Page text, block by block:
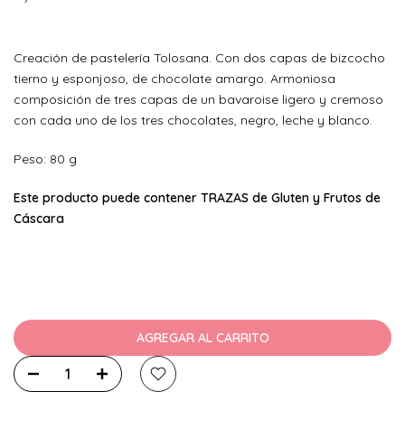
Creación de pastelería Tolosana. Con dos capas de bizcocho
tierno y esponjoso, de chocolate amargo. Armoniosa
composición de tres capas de un bavaroise ligero y cremoso
con cada uno de los tres chocolates, negro, leche y blanco.
Peso: 80 g
Este producto puede contener TRAZAS de Gluten y Frutos de
Cáscara
AGREGAR AL CARRITO